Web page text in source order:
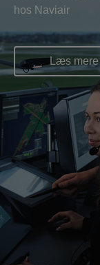
hos Naviair
Læs